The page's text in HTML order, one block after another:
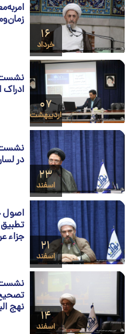
۱۶
خرداد
زمان‌ومکان
۰۷
اردیبهشت
نشست
ادراک انسانی
۲۳
اسفند
نشست
در لسان
۲۱
اسفند
اصول حاکم
تطبيق آن
جزاء عرفی
۱۴
اسفند
نشست
تصحيح
نهج البلاغه»